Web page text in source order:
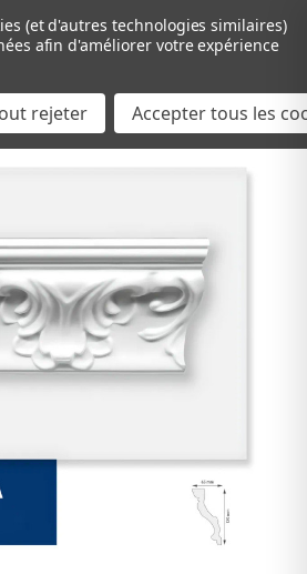
Passer au contenu principal
(et d'autres technologies similaires)
afin d'améliorer votre expérience
rejeter Accepter tous les